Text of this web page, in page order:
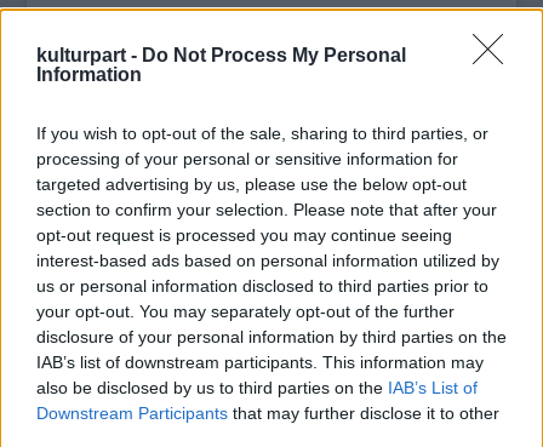
kulturpart - Do Not Process My Personal
Information
If you wish to opt-out of the sale, sharing to third parties, or
processing of your personal or sensitive information for
targeted advertising by us, please use the below opt-out
section to confirm your selection. Please note that after your
opt-out request is processed you may continue seeing
interest-based ads based on personal information utilized by
us or personal information disclosed to third parties prior to
your opt-out. You may separately opt-out of the further
disclosure of your personal information by third parties on the
IAB’s list of downstream participants. This information may
also be disclosed by us to third parties on the IAB’s List of
Downstream Participants that may further disclose it to other
A produkció különleges zenei világa és
vizuális atmoszférája újra megelevenedik az
Eiffel Műhelyház színpadán, három